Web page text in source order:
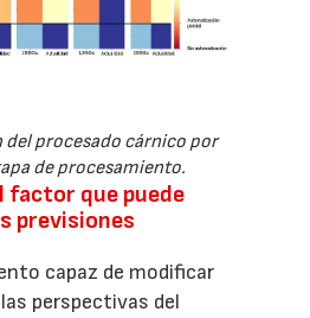
procesado cárnico por
de procesamiento.
factor que puede
previsiones
capaz de modificar
perspectivas del